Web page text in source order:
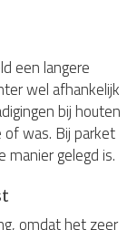
een langere
wel afhankelijk
bij houten
was. Bij parket
manier gelegd is.
omdat het zeer